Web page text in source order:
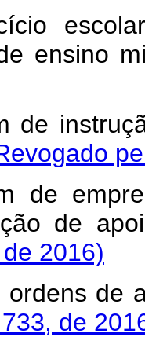
ensino
de
de
de
2016)
de
de